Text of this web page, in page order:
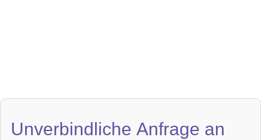
Unverbindliche Anfrage an